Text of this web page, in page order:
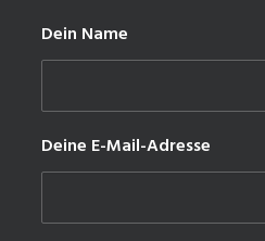
Dein Name
Deine E-Mail-Adresse